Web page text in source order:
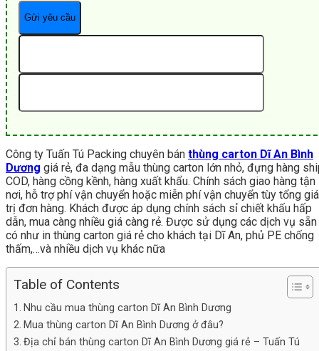
Công ty Tuấn Tú Packing chuyên bán thùng carton Dĩ An Bình
Dương giá rẻ, đa dạng mẫu thùng carton lớn nhỏ, đựng hàng
COD, hàng cồng kềnh, hàng xuất khẩu. Chính sách giao hàng tận
nơi, hỗ trợ phí vận chuyển hoặc miễn phí vận chuyển tùy tổng giá
trị đơn hàng. Khách được áp dụng chính sách sỉ chiết khấu hấp
dẫn, mua càng nhiều giá càng rẻ. Được sử dụng các dịch vụ sẵn
có như in thùng carton giá rẻ cho khách tại Dĩ An, phủ PE chống
thấm,…và nhiều dịch vụ khác nữa
Table of Contents
Nhu cầu mua thùng carton Dĩ An Bình Dương
Mua thùng carton Dĩ An Bình Dương ở đâu?
Địa chỉ bán thùng carton Dĩ An Bình Dương giá rẻ – Tuấn Tú